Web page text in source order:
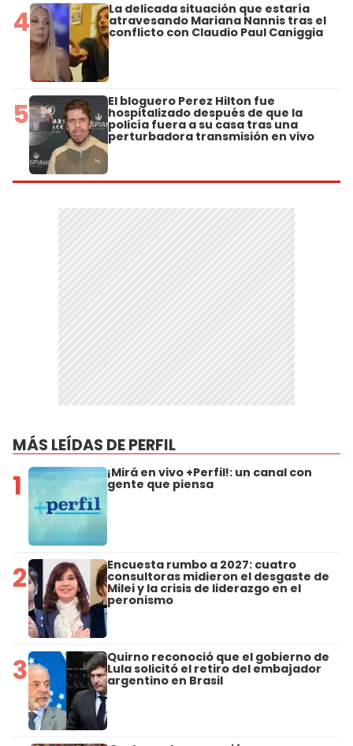
4 La delicada situación que estaría
atravesando Mariana Nannis tras el
conflicto con Claudio Paul Caniggia
5 El bloguero Perez Hilton fue
hospitalizado después de que la
policía fuera a su casa tras una
perturbadora transmisión en vivo
MÁS LEÍDAS DE PERFIL
1 ¡Mirá en vivo +Perfil!: un canal con
gente que piensa
2 Encuesta rumbo a 2027: cuatro
consultoras midieron el desgaste de
Milei y la crisis de liderazgo en el
peronismo
3 Quirno reconoció que el gobierno de
Lula solicitó el retiro del embajador
argentino en Brasil